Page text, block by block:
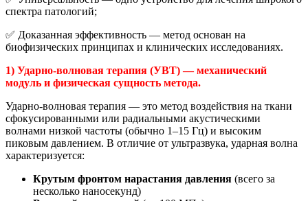
спектра патологий;
✅ Доказанная эффективность — метод основан на
биофизических принципах и клинических исследованиях.
1) Ударно-волновая терапия (УВТ) — механический
модуль и физическая сущность метода.
Ударно-волновая терапия — это метод воздействия на ткани
сфокусированными или радиальными акустическими
волнами низкой частоты (обычно 1–15 Гц) и высоким
пиковым давлением. В отличие от ультразвука, ударная волна
характеризуется:
Крутым фронтом нарастания давления (всего за
несколько наносекунд)